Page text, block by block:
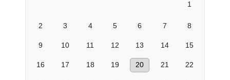
1
2 3 4 5 6 7 8
9 10 11 12 13 14 15
16 17 18 19 20 21 22